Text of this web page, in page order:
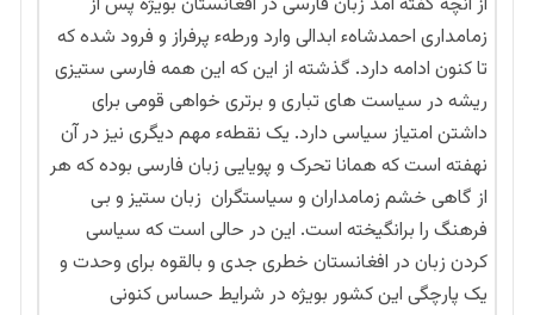
زمامداری احمدشاهء ابدالی وارد ورطهء پرفراز و فرود شده که
تا کنون ادامه دارد. گذشته از این که این همه فارسی ستیزی
ریشه در سیاست های تباری و برتری خواهی قومی برای
داشتن امتیاز سیاسی دارد. یک نقطهء مهم دیگری نیز در آن
نهفته است که همانا تحرک و پویایی زبان فارسی بوده که هر
از گاهی خشم زمامداران و سیاستگران زبان ستیز و بی
فرهنگ را برانگیخته است. این در حالی است که سیاسی
کردن زبان در افغانستان خطری جدی و بالقوه برای وحدت و
یک پارچگی این کشور بویژه در شرایط حساس کنونی